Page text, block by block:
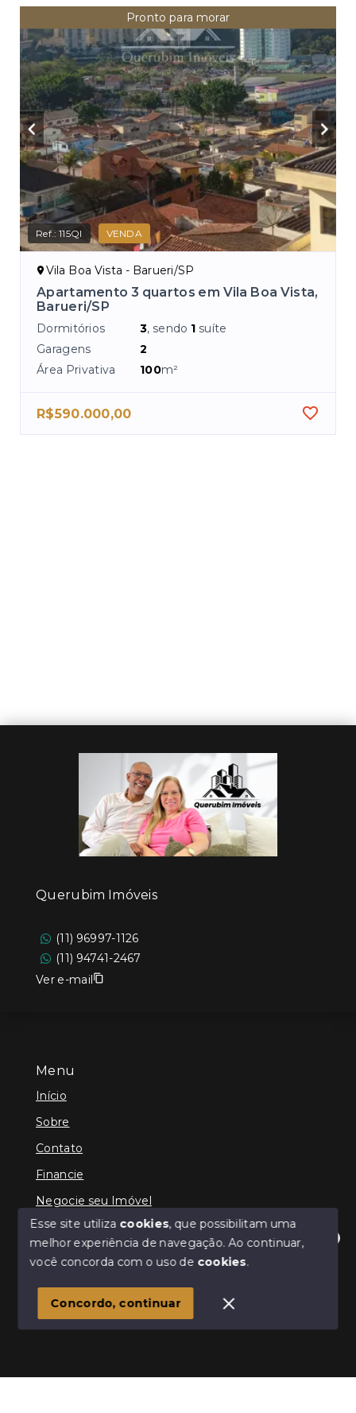
Pronto para morar
Ref.:115QI VENDA
Vila Boa Vista - Barueri/SP
Apartamento 3 quartos em Vila Boa Vista,
Barueri/SP
Dormitórios 3, sendo 1 suíte
Garagens
2
Área Privativa
100m²
R$590.000,00
Olá! Estamos disponíveis para te ajudar.
Menu
Início
Sobre
Contato
Financie
Negocie seu Imóvel
© Copyright 2026 - Querubim Imóveis - Todos os
SITE PARA IMOBILIARIA
Querubim Imóveis
(11) 96997-1126
(11) 94741-2467
Ver e-mail
Esse site utiliza cookies, que possibilitam uma
melhor experiência de navegação.Ao continuar,
você concorda com o uso de cookies.
Concordo, continuar